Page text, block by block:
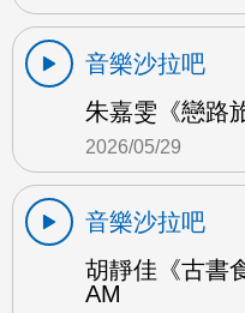
音樂沙拉吧
朱嘉雯《戀路
2026/05/29
音樂沙拉吧
胡靜佳《古書
AM